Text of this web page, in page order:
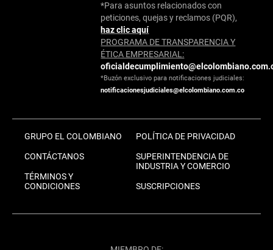
*Para asuntos relacionados con
peticiones, quejas y reclamos (PQR),
haz clic aquí
PROGRAMA DE TRANSPARENCIA Y
ÉTICA EMPRESARIAL:
*Buzón exclusivo para notificaciones judiciales:
notificacionesjudiciales@elcolombiano.com.co
GRUPO EL COLOMBIANO
CONTÁCTANOS
TÉRMINOS Y
CONDICIONES
POLÍTICA DE PRIVACIDAD
SUPERINTENDENCIA DE
INDUSTRIA Y COMERCIO
SUSCRIPCIONES